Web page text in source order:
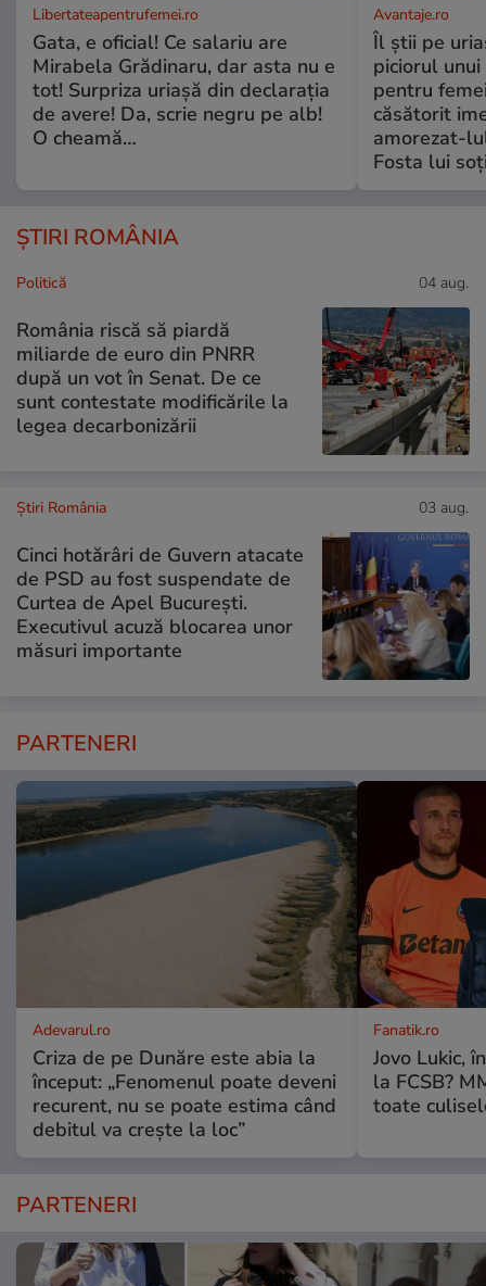
Libertateapentrufemei.ro
Gata, e oficial! Ce salariu are
Mirabela Grădinaru, dar asta nu e
tot! Surpriza uriașă din declarația
de avere! Da, scrie negru pe alb!
O cheamă…
Avantaje.ro
Îl știi pe
piciorul
pentru
căsătorit
amorezat-
Fosta lui
ȘTIRI ROMÂNIA
Politică 04 aug.
România riscă să piardă
miliarde de euro din PNRR
după un vot în Senat. De ce
sunt contestate modificările la
legea decarbonizării
Știri România 03 aug.
Cinci hotărâri de Guvern atacate
de PSD au fost suspendate de
Curtea de Apel București.
Executivul acuză blocarea unor
măsuri importante
PARTENERI
Adevarul.ro
Criza de pe Dunăre este abia la
început: „Fenomenul poate deveni
recurent, nu se poate estima când
debitul va crește la loc”
Fanatik.ro
Jovo Lukic,
la FCSB?
toate
PARTENERI